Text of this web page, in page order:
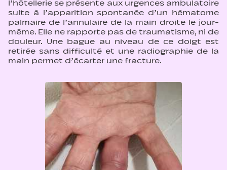
l’hôtellerie se présente aux urgences ambulatoire
suite à l’apparition spontanée d’un hématome
palmaire de l’annulaire de la main droite le jour-
même. Elle ne rapporte pas de traumatisme, ni de
douleur. Une bague au niveau de ce doigt est
retirée sans difficulté et une radiographie de la
main permet d’écarter une fracture.